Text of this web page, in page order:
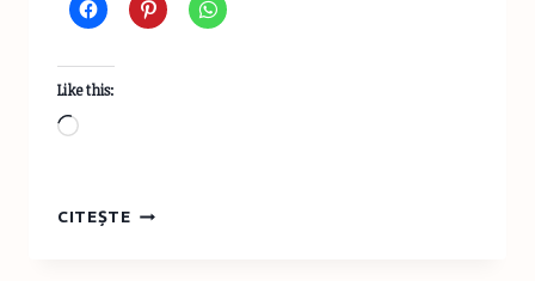
Like this:
Loading…
CITEȘTEBOOK